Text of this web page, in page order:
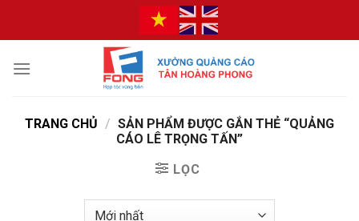
dung
TRANG CHỦ / SẢN PHẨM ĐƯỢC GẮN THẺ “QUẢNG
CÁO LÊ TRỌNG TẤN”
LỌC